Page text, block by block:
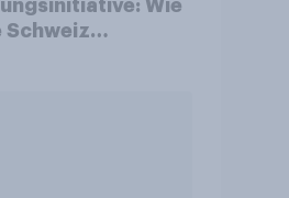
Wie
Schweiz